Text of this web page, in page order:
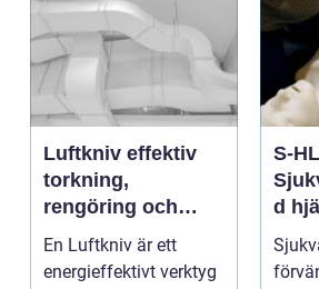
Luftkniv effektiv
torkning,
rengöring och
kylning i modern
industri
En Luftkniv är ett
energieffektivt verktyg
S-
d